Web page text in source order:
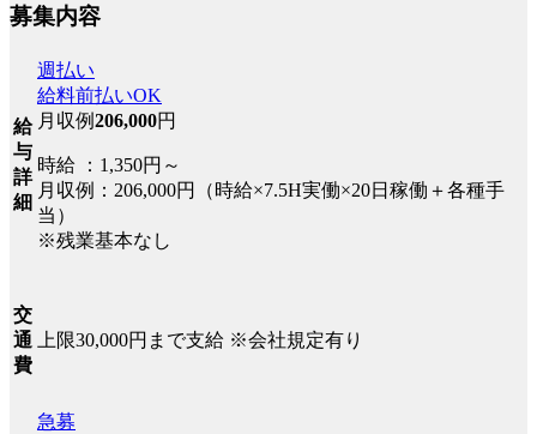
募集内容
給
与
詳
細
週払い
給料前払いOK
月収例206,000円
時給 ：1,350円～
月収例：206,000円（時給×7.5H実働×20日稼働＋各種手
当）
※残業基本なし
交
通
費
上限30,000円まで支給 ※会社規定有り
急募